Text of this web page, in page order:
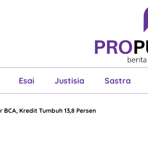
Esai Justisia Sastra
Berita Cerita
BCA, Kredit Tumbuh 13,8 Persen